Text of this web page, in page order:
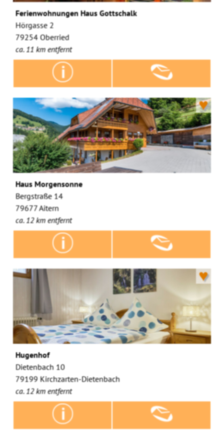
Ferienwohnungen Haus Gottschalk
Hörgasse 2
79254 Oberried
ca. 11 km entfernt
♥
Haus Morgensonne
Bergstraße 14
79677 Aitern
ca. 12 km entfernt
♥
Hugenhof
Dietenbach 10
79199 Kirchzarten-Dietenbach
ca. 12 km entfernt